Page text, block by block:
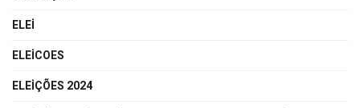
ELEI
ELEICOES
ELEIÇÕES 2024